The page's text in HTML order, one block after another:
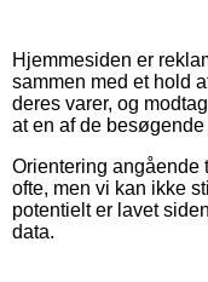
Hjemmesiden er
sammen med et hold
deres varer, og
at en af de
Orientering angående
ofte, men vi kan ikke
potentielt er lavet
data.